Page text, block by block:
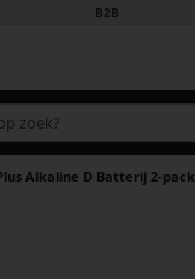
B2B
Alkaline D Batterij 2-pack